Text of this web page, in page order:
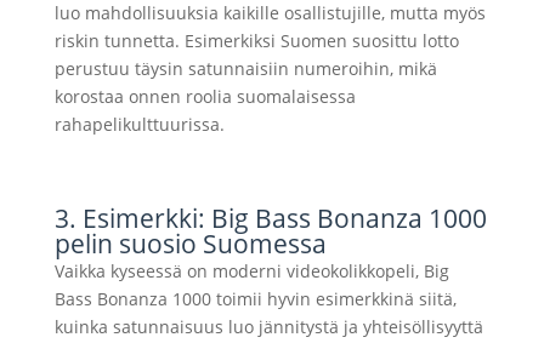
luo mahdollisuuksia kaikille osallistujille, mutta myös
riskin tunnetta. Esimerkiksi Suomen suosittu lotto
perustuu täysin satunnaisiin numeroihin, mikä
korostaa onnen roolia suomalaisessa
rahapelikulttuurissa.
3. Esimerkki: Big Bass Bonanza 1000
pelin suosio Suomessa
Vaikka kyseessä on moderni videokolikkopeli, Big
Bass Bonanza 1000 toimii hyvin esimerkkinä siitä,
kuinka satunnaisuus luo jännitystä ja yhteisöllisyyttä